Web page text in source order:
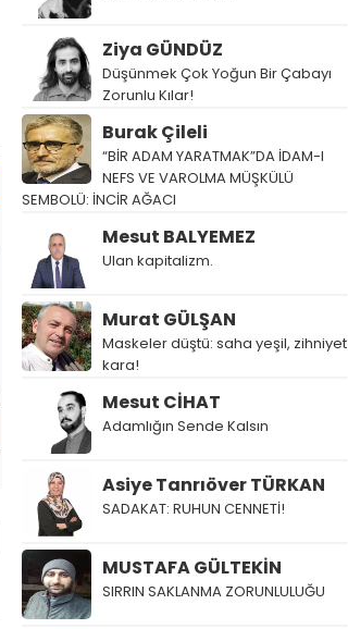
Ziya GÜNDÜZ
Düşünmek Çok Yoğun Bir Çabayı
Zorunlu Kılar!
Burak Çileli
“BİR ADAM YARATMAK”DA İDAM-I
NEFS VE VAROLMA MÜŞKÜLÜ
SEMBOLÜ: İNCİR AĞACI
Mesut BALYEMEZ
Ulan kapitalizm.
Murat GÜLŞAN
Maskeler düştü: saha yeşil, zihniyet
kara!
Mesut CİHAT
Adamlığın Sende Kalsın
Asiye Tanrıöver TÜRKAN
SADAKAT: RUHUN CENNETİ!
MUSTAFA GÜLTEKİN
SIRRIN SAKLANMA ZORUNLULUĞU